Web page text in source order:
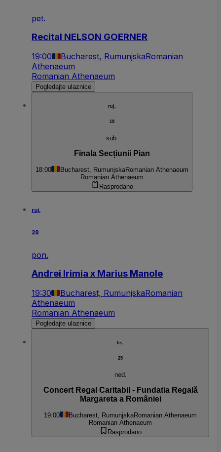
pet.
Recital NELSON GOERNER
19:00 Bucharest, RumunjskaRomanian
Athenaeum
Romanian Athenaeum
Pogledajte ulaznice
ruj.
19
sub.
Finala Secțiunii Pian
18:00 Bucharest, RumunjskaRomanian Athenaeum
Romanian Athenaeum
Rasprodano
ruj.
28
pon.
Andrei Irimia x Marius Manole
19:30 Bucharest, RumunjskaRomanian
Athenaeum
Romanian Athenaeum
Pogledajte ulaznice
lis.
25
ned.
Concert Regal Caritabil - Fundatia Regală
Margareta a României
19:00 Bucharest, RumunjskaRomanian Athenaeum
Romanian Athenaeum
Rasprodano